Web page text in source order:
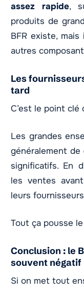
assez rapide,
produits de
BFR existe,
autres
Les
tard
C’est le point clé
Les grandes
généralement de
significatifs. En
les ventes
leurs
Tout ça pousse
Conclusion : le
souvent négatif
Si on met tout